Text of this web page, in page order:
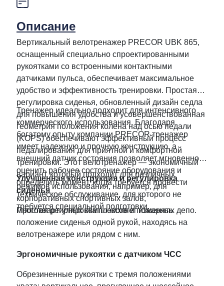
Описание
Вертикальный велотренажер PRECOR UBK 865,
оснащенный специально спроектированными
рукоятками со встроенными контактными
датчиками пульса, обеспечивает максимальное
удобство и эффективность тренировки. Простая
регулировка сиденья, обновленный дизайн седла
для повышения удобства и усовершенствованная
геометрия положения колена над осью педали
(KOPS) обеспечивают эффективный процеcc
педалирования для приятной и комфортной
тренировки. Этот велотренажер — экономичный
вариант, который подходит для различных
режимов использования, например, для
корпоративных спортивных залов,
многоквартирных комплексов и пожарных депо.
Тренажер идеально подходит для интенсивного
коммерческого использования. Благодаря
богатому опыту компании PRECOR тренажер
имеет надежную и прочную конструкцию, а
внешний датчик состояния позволяет мгновенно
оценить рабочее состояние оборудования и
определить момент, когда требуется провести
техническое обслуживание, для которого не
требуется специальной подготовки.
Улучшенная конструкция и регулировка
сиденья
Простая регулировка позволяет изменять
положение сиденья одной рукой, находясь на
велотренажере или рядом с ним.
Эргономичные рукоятки с датчиком ЧСС
Обрезиненные рукоятки с тремя положениями